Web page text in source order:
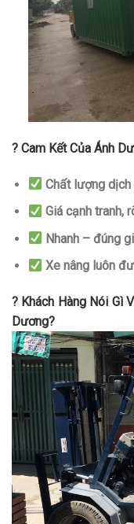
? Cam Kết Của Ánh
Chất lượng
Giá cạnh tranh,
Nhanh – đúng
Xe nâng luôn
? Khách Hàng Nói Gì
Dương?